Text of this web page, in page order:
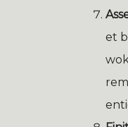
et